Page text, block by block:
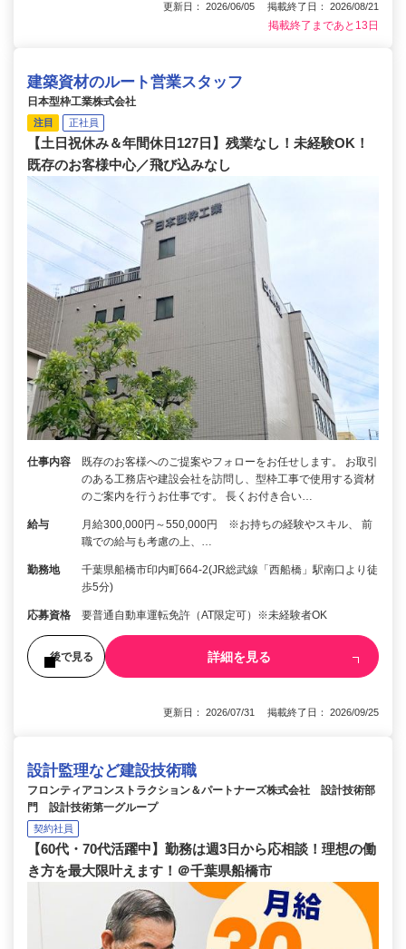
更新日： 2026/06/05 掲載終了日： 2026/08/21
掲載終了まであと13日
建築資材のルート営業スタッフ
日本型枠工業株式会社
注目 正社員
【土日祝休み＆年間休日127日】残業なし！未経験OK！
既存のお客様中心／飛び込みなし
仕事内容
既存のお客様へのご提案やフォローをお任せします。 お取引
のある工務店や建設会社を訪問し、型枠工事で使用する資材
のご案内を行うお仕事です。 長くお付き合い…
給与
月給300,000円～550,000円 ※お持ちの経験やスキル、 前
職での給与も考慮の上、…
勤務地
千葉県船橋市印内町664-2(JR総武線「西船橋」駅南口より徒
歩5分)
応募資格 要普通自動車運転免許（AT限定可）※未経験者OK
後で見る 詳細を見る
更新日： 2026/07/31 掲載終了日： 2026/09/25
設計監理など建設技術職
フロンティアコンストラクション＆パートナーズ株式会社 設計技術部
門 設計技術第一グループ
契約社員
【60代・70代活躍中】勤務は週3日から応相談！理想の働
き方を最大限叶えます！＠千葉県船橋市